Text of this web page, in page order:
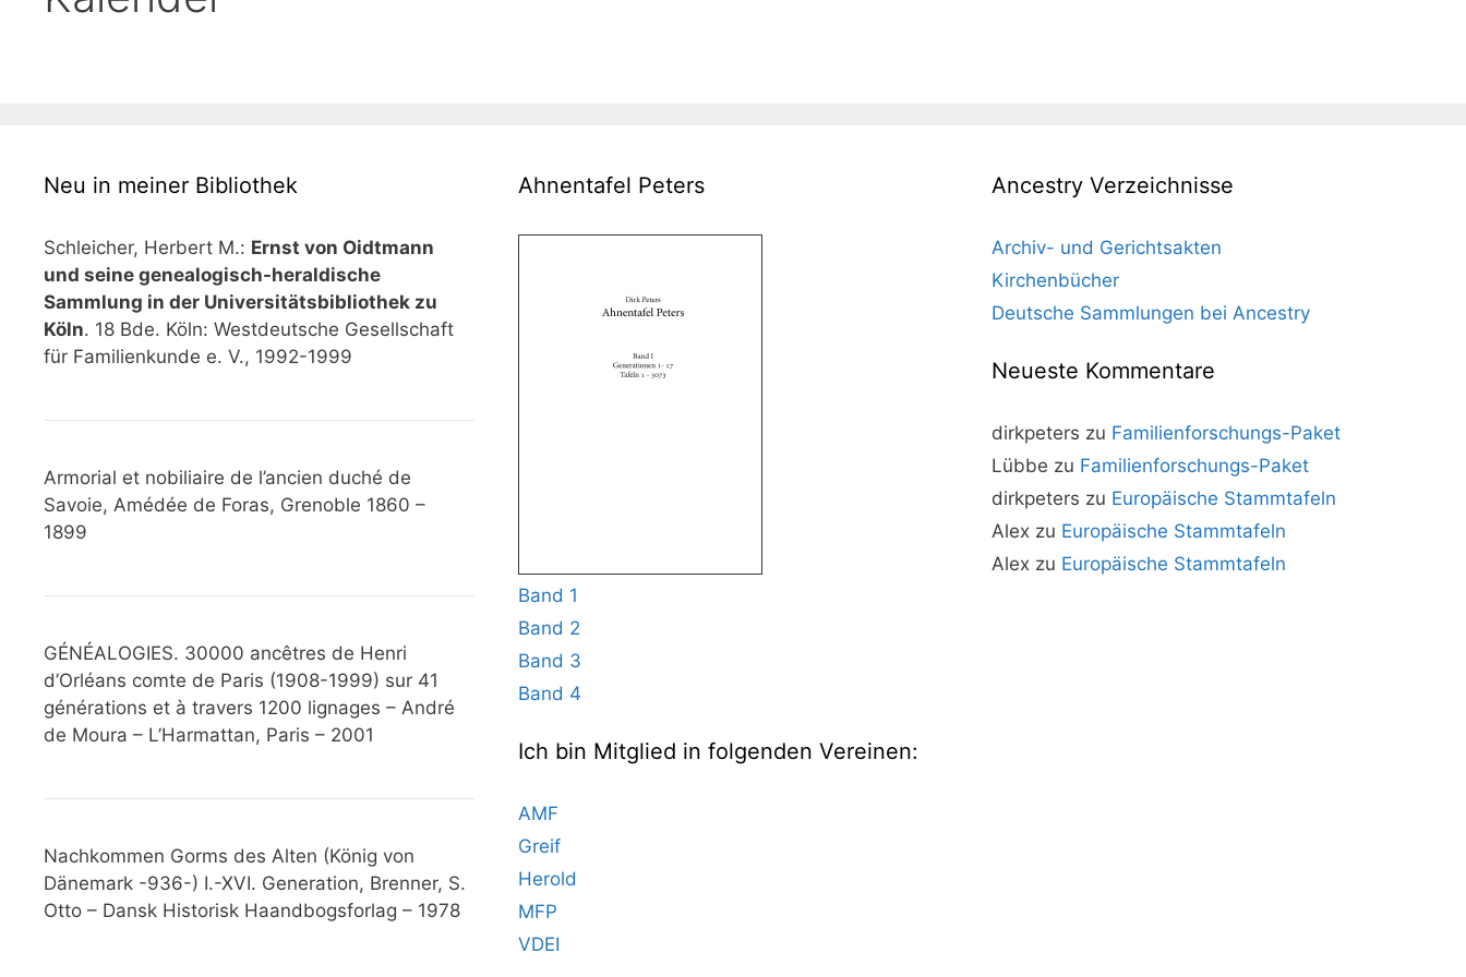
Neu in meiner Bibliothek
Schleicher, Herbert M.: Ernst von Oidtmann
und seine genealogisch-heraldische
Sammlung in der Universitätsbibliothek zu
Köln. 18 Bde. Köln: Westdeutsche Gesellschaft
für Familienkunde e. V., 1992-1999
Armorial et nobiliaire de l’ancien duché de
Savoie, Amédée de Foras, Grenoble 1860 –
1899
GÉNÉALOGIES. 30000 ancêtres de Henri
d’Orléans comte de Paris (1908-1999) sur 41
générations et à travers 1200 lignages – André
de Moura – L’Harmattan, Paris – 2001
Nachkommen Gorms des Alten (König von
Dänemark -936-) I.-XVI. Generation, Brenner, S.
Otto – Dansk Historisk Haandbogsforlag – 1978
Ahnentafel Peters
Band 1
Band 2
Band 3
Band 4
Ich bin Mitglied in folgenden Vereinen:
AMF
Greif
Herold
MFP
VDEI
Ancestry Verzeichnisse
Archiv- und Gerichtsakten
Kirchenbücher
Deutsche Sammlungen bei Ancestry
Neueste Kommentare
dirkpeters zu Familienforschungs-Paket
Lübbe zu Familienforschungs-Paket
dirkpeters zu Europäische Stammtafeln
Alex zu Europäische Stammtafeln
Alex zu Europäische Stammtafeln